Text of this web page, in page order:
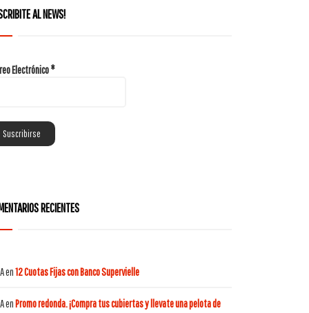
AL NEWS!
Electrónico*
RECIENTES
en12 Cuotas Fijas con Banco Supervielle
enPromo redonda. ¡Compra tus cubiertas y llevate una pelota de